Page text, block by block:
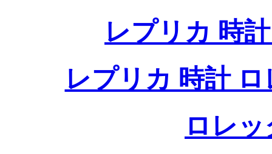
レプリカ 時
レプリカ 時計
ロレ